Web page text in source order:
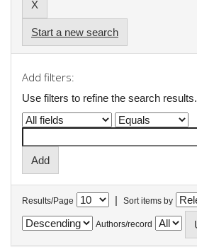
Start a new search
Add filters:
Use filters to refine the search results.
Results/Page | Sort items by
Authors/record